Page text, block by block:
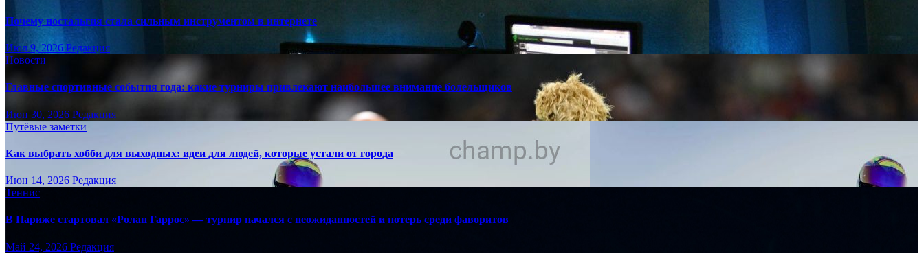
Почему ностальгия стала сильным инструментом в интернете
Июл 9, 2026 Редакция
Новости
Главные спортивные события года: какие турниры привлекают наибольшее внимание болельщиков
Июн 30, 2026 Редакция
Путёвые заметки
Как выбрать хобби для выходных: идеи для людей, которые устали от города
Июн 14, 2026 Редакция
Теннис
В Париже стартовал «Ролан Гаррос» — турнир начался с неожиданностей и потерь среди фаворитов
Май 24, 2026 Редакция